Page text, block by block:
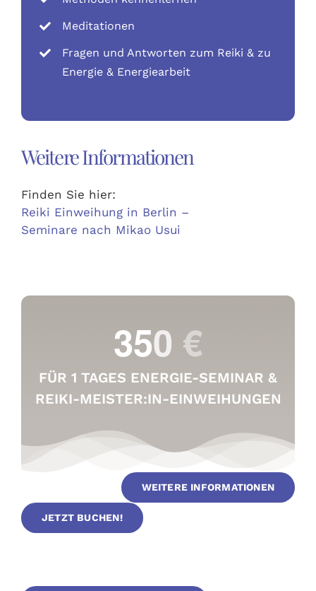
Meditationen
Fragen und Antworten zum Reiki & zu
Energie & Energiearbeit
Weitere Informationen
Finden Sie hier:
Reiki Einweihung in Berlin –
Seminare nach Mikao Usui
FÜR 1 TAGES ENERGIE-SEMINAR &
REIKI-MEISTER:IN-EINWEIHUNGEN
WEITERE INFORMATIONEN
JETZT BUCHEN!